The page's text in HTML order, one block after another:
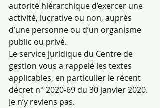
autorité hiérarchique d’exercer une
activité, lucrative ou non, auprès
d’une personne ou d’un organisme
public ou privé.
Le service juridique du Centre de
gestion vous a rappelé les textes
applicables, en particulier le récent
décret n° 2020-69 du 30 janvier 2020.
Je n’y reviens pas.